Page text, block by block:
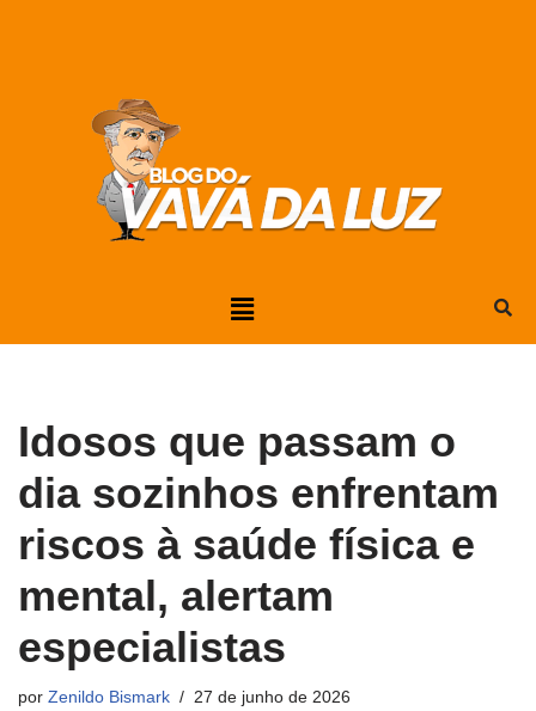
Idosos que passam o
dia sozinhos enfrentam
riscos à saúde física e
mental, alertam
especialistas
por Zenildo Bismark 27 de junho de 2026